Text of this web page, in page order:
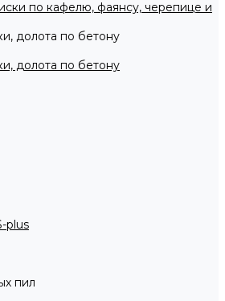
по кафелю, фаянсу, черепице и
долота по бетону
долота по бетону
plus
пил